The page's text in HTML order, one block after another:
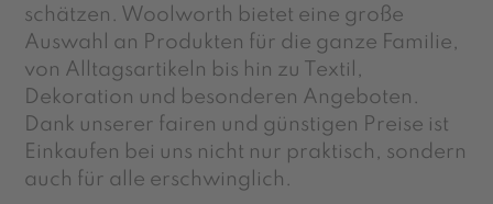
schätzen. Woolworth bietet eine große
Auswahl an Produkten für die ganze Familie,
von Alltagsartikeln bis hin zu Textil,
Dekoration und besonderen Angeboten.
Dank unserer fairen und günstigen Preise ist
Einkaufen bei uns nicht nur praktisch, sondern
auch für alle erschwinglich.